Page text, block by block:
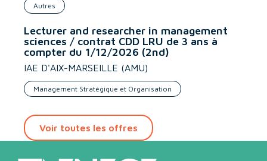
Autres
Lecturer and researcher in management
sciences / contrat CDD LRU de 3 ans à
compter du 1/12/2026 (2nd)
IAE D'AIX-MARSEILLE (AMU)
Management Stratégique et Organisation
Voir toutes les offres